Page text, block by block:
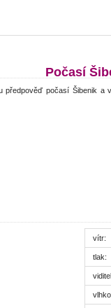
Počasí
předpověď počasí Šibenik a
vítr:
tlak: